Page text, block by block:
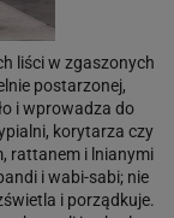
liści w zgaszonych
postarzonej,
i wprowadza do
korytarza czy
rattanem i lnianymi
i wabi-sabi; nie
i porządkuje.